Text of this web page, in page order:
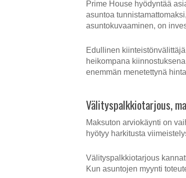
Prime House hyödyntää
asuntoa
asuntokuvaaminen, on
Edullinen
heikompana
enemmän menetettynä
Välityspalkkiotarjous,
Maksuton arviokäynti on
hyötyy harkitusta
Välityspalkkiotarjous
Kun asuntojen myynti